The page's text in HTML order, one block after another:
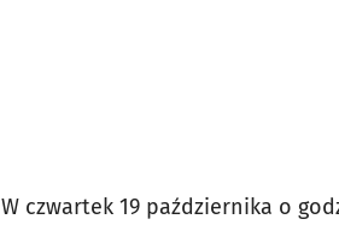
W czwartek 19 października o